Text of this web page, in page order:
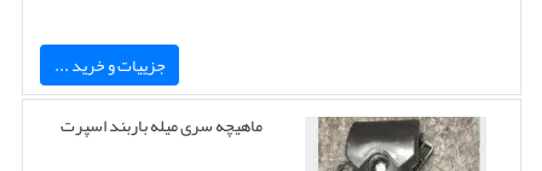
جزییات و خرید ...
ماهیچه سری میله باربند اسپرت